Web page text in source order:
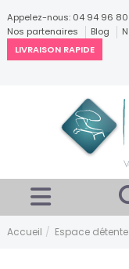
Appelez-nous: 04 94 96
Nos partenaires
Blog
LIVRAISON RAPIDE
Accueil Espace détente